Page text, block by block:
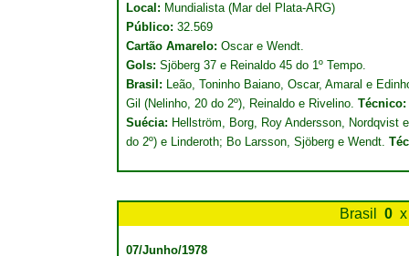
Local: Mundialista (Mar del Plata-ARG)
Público: 32.569
Cartão Amarelo: Oscar e Wendt.
Gols: Sjöberg 37 e Reinaldo 45 do 1º Tempo.
Brasil: Leão, Toninho Baiano, Oscar, Amaral e
Gil (Nelinho, 20 do 2º), Reinaldo e Rivelino. Técnico:
Suécia: Hellström, Borg, Roy Andersson, Nordqvist
do 2º) e Linderoth; Bo Larsson, Sjöberg e Wendt.
Brasil 0 x
07/Junho/1978